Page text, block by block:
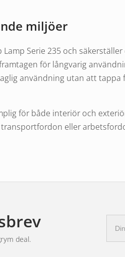
miljöer
Serie 235 och säkerställer
för långvarig
användning utan att tappa
för både interiör och
eller
stil, hållbarhet och
deal.